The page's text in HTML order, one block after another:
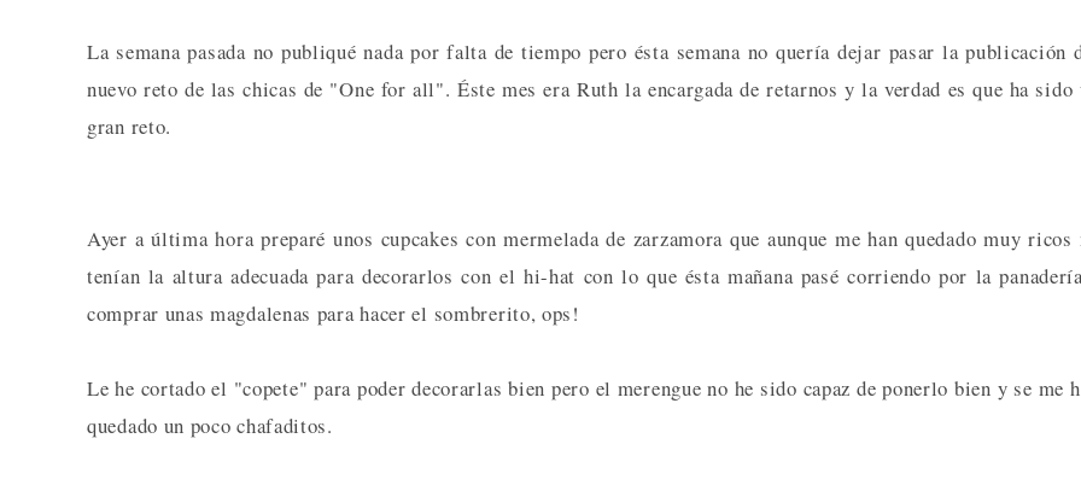
La semana pasada no publiqué nada por falta de tiempo pero ésta semana no quería dejar pasar la publicación
nuevo reto de las chicas de "One for all". Éste mes era Ruth la encargada de retarnos y la verdad es que ha sido
gran reto.
Ayer a última hora preparé unos cupcakes con mermelada de zarzamora que aunque me han quedado muy ricos
tenían la altura adecuada para decorarlos con el hi-hat con lo que ésta mañana pasé corriendo por la
comprar unas magdalenas para hacer el sombrerito, ops!
Le he cortado el "copete" para poder decorarlas bien pero el merengue no he sido capaz de ponerlo bien y se me
quedado un poco chafaditos.